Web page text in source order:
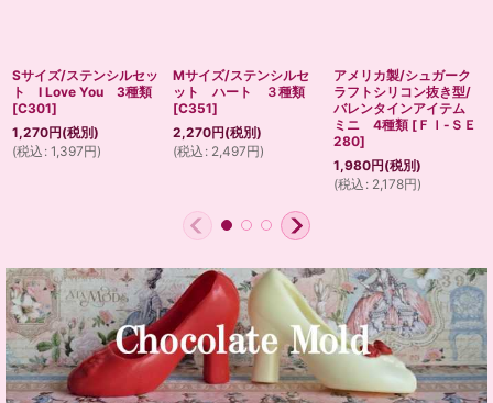
Sサイズ/ステンシルセッ
ト I Love You 3種類
[C301]
1,270円(税別)
(税込 : 1,397円)
Mサイズ/ステンシルセ
ット ハート ３種類
[C351]
2,270円(税別)
(税込 : 2,497円)
アメリカ製/シュガーク
ラフトシリコン抜き型/
バレンタインアイテム
ミニ 4種類 [ ＦＩ-ＳＥ
280]
1,980円(税別)
(税込 : 2,178円)